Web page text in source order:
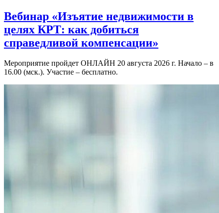
Вебинар «Изъятие недвижимости в
целях КРТ: как добиться
справедливой компенсации»
Мероприятие пройдет ОНЛАЙН 20 августа 2026 г. Начало – в
16.00 (мск.). Участие – бесплатно.